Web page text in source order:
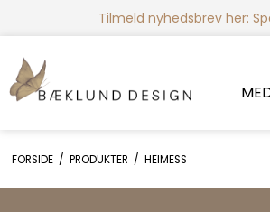
Tilmeld nyhedsbrev her:
FORSIDE / PRODUKTER / HEIMESS